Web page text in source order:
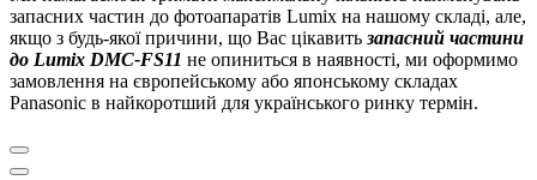
запасних частин до фотоапаратів Lumix на нашому складі, але,
якщо з будь-якої причини, що Вас цікавить запасний частини
до Lumix DMC-FS11 не опиниться в наявності, ми оформимо
замовлення на європейському або японському складах
Panasonic в найкоротший для українського ринку термін.